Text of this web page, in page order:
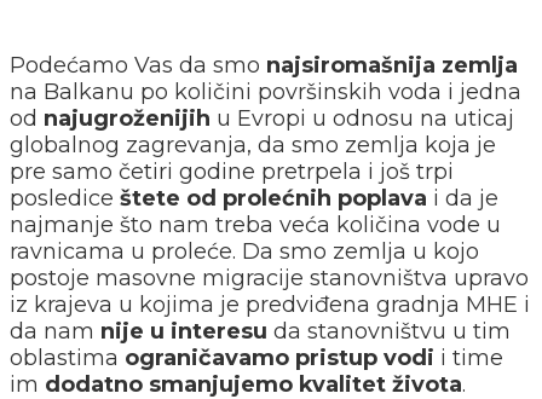
Podećamo Vas da smo najsiromašnija zemlja
na Balkanu po količini površinskih voda i jedna
od najugroženijih u Evropi u odnosu na uticaj
globalnog zagrevanja, da smo zemlja koja je
pre samo četiri godine pretrpela i još trpi
posledice štete od prolećnih poplava i da je
najmanje što nam treba veća količina vode u
ravnicama u proleće. Da smo zemlja u kojo
postoje masovne migracije stanovništva upravo
iz krajeva u kojima je predviđena gradnja MHE i
da nam nije u interesu da stanovništvu u tim
oblastima ograničavamo pristup vodi i time
im dodatno smanjujemo kvalitet života.